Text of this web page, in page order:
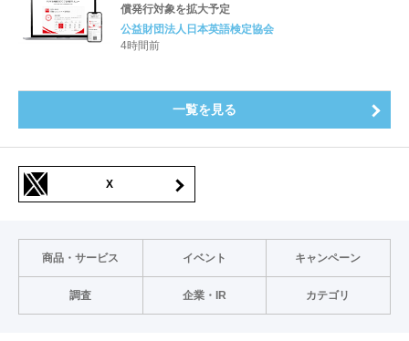
償発行対象を拡大予定
公益財団法人日本英語検定協会
4時間前
一覧を見る
X
商品・サービス イベント キャンペーン
調査 企業・IR カテゴリ